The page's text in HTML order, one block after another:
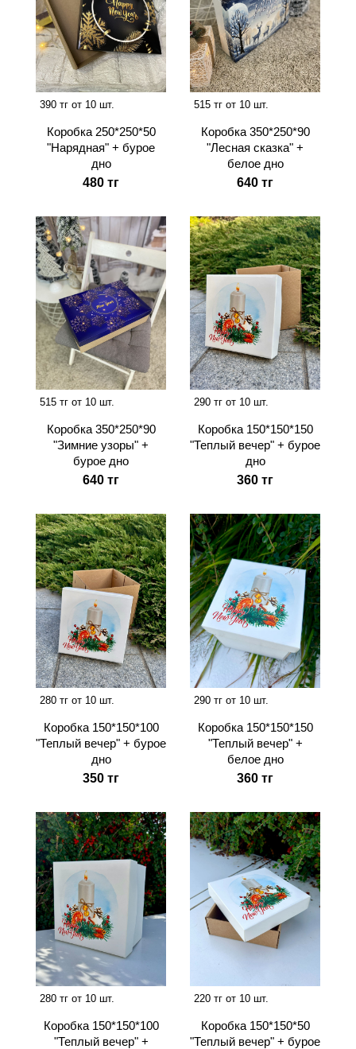
390 тг от 10 шт.
Коробка 250*250*50
"Нарядная" + бурое
дно
480 тг
515 тг от 10 шт.
Коробка 350*250*90
"Лесная сказка" +
белое дно
640 тг
515 тг от 10 шт.
Коробка 350*250*90
"Зимние узоры" +
бурое дно
640 тг
290 тг от 10 шт.
Коробка 150*150*150
"Теплый вечер" + бурое
дно
360 тг
280 тг от 10 шт.
Коробка 150*150*100
"Теплый вечер" + бурое
дно
350 тг
290 тг от 10 шт.
Коробка 150*150*150
"Теплый вечер" +
белое дно
360 тг
280 тг от 10 шт.
Коробка 150*150*100
"Теплый вечер" +
220 тг от 10 шт.
Коробка 150*150*50
"Теплый вечер" + бурое